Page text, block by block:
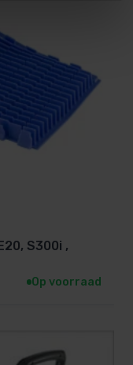
S300i ,
Op voorraad